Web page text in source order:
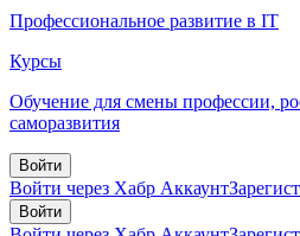
Профессиональное развитие в IT
Курсы
Обучение для смены профессии,
саморазвития
Войти
Войти через Хабр Аккаунт
Войти